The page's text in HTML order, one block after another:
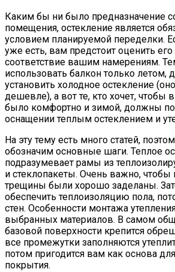
Каким бы ни было предназначение
помещения, остекление является
условием планируемой переделки.
уже есть, вам предстоит оценить его
соответствие вашим намерениям.
использовать балкон только летом,
установить холодное остекление
дешевле), а вот те, кто хочет,
было комфортно и зимой, должны
оснащении теплым остеклением и
На эту тему есть много статей,
обозначим основные шаги. Теплое
подразумевает рамы из
и стеклопакеты. Очень важно,
трещины были хорошо заделаны.
обеспечить теплоизоляцию пола,
стен. Особенности монтажа
выбранных материалов. В самом
базовой поверхности крепится
все промежутки заполняются
потом пригодится вам как основа
покрытия.